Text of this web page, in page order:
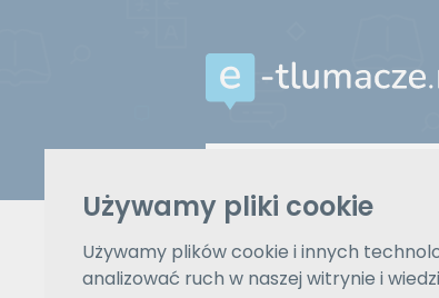
Używamy pliki cookie
Używamy plików cookie i innych
analizować ruch w naszej witrynie i
Wybierz język